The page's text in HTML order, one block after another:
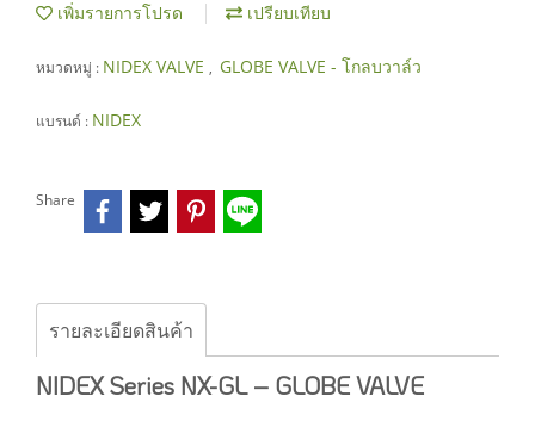
เพิ่มรายการโปรด เปรียบเทียบ
หมวดหมู่ : NIDEX VALVE , GLOBE VALVE - โกลบวาล์ว
แบรนด์ : NIDEX
Share
รายละเอียดสินค้า
NIDEX Series NX-GL – GLOBE VALVE